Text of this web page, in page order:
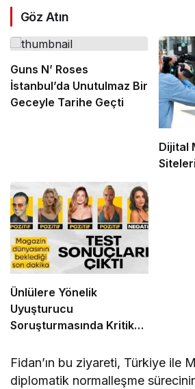
Göz Atın
Guns N’ Roses
İstanbul’da Unutulmaz Bir
Geceyle Tarihe Geçti
Dijital
Ünlülere Yönelik
Uyuşturucu
Soruşturmasında Kritik
Açıklandı
Fidan’ın bu ziyareti, Türkiye ile
diplomatik normalleşme